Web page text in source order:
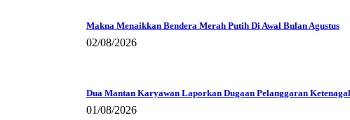
Makna Menaikkan Bendera Merah Putih Di Awal Bulan Agustus
02/08/2026
Dua Mantan Karyawan Laporkan Dugaan Pelanggaran
01/08/2026